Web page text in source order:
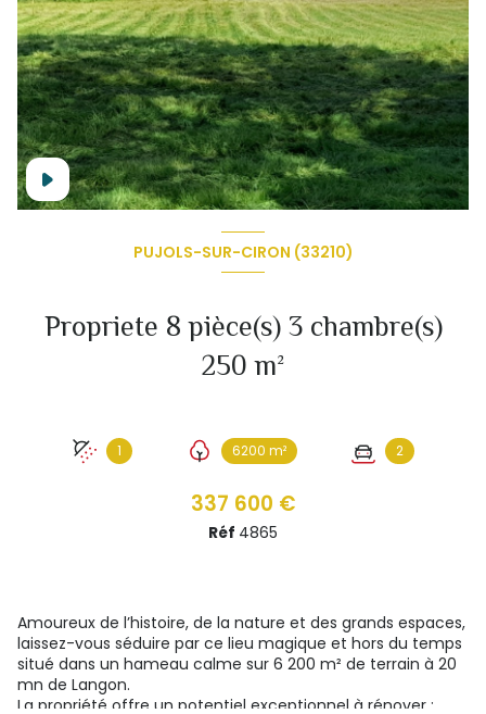
PUJOLS-SUR-CIRON (33210)
Propriete 8 pièce(s) 3 chambre(s)
250 m²
1 6200 m² 2
337 600 €
Réf 4865
Amoureux de l’histoire, de la nature et des grands espaces,
laissez-vous séduire par ce lieu magique et hors du temps
situé dans un hameau calme sur 6 200 m² de terrain à 20
mn de Langon.
La propriété offre un potentiel exceptionnel à rénover :